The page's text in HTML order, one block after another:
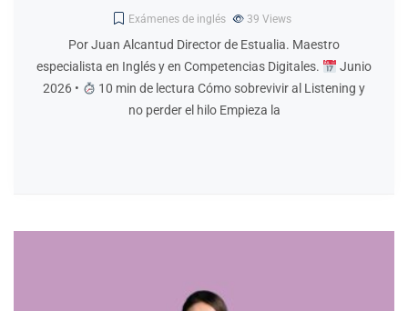
Exámenes de inglés 39 Views
Por Juan Alcantud Director de Estualia. Maestro
especialista en Inglés y en Competencias Digitales.
Junio
2026 •
10 min de lectura Cómo sobrevivir al Listening y
no perder el hilo Empieza la